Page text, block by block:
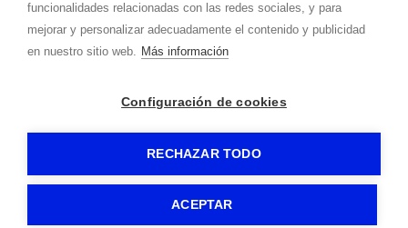
funcionalidades relacionadas con las redes sociales, y para
mejorar y personalizar adecuadamente el contenido y publicidad
en nuestro sitio web. Más información
Configuración de cookies
RECHAZAR TODO
ACEPTAR
Política de privacidad-Política de cookies
RuralesDATA-